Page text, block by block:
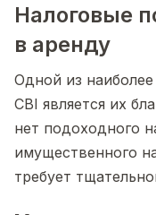
Налоговые
в аренду
Одной из
CBI является их
нет подоходного
имущественного
требует